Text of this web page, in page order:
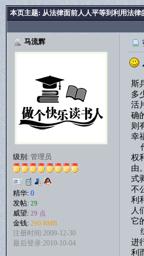
本页主题: 从法律面前人人平等到利用法
马流辉
级别: 管理员
精华: 0
发帖: 29
威望: 29 点
金钱: 290 RMB
注册时间:2009-12-30
最后登录:2010-10-04
斯
多
活
确
则
幸
权
由
式
不
利
人
它
进
利